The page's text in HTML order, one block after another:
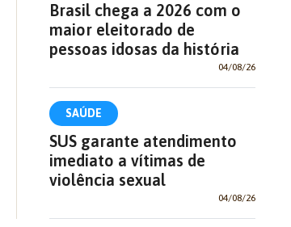
Brasil chega a 2026 com o
maior eleitorado de
pessoas idosas da história
04/08/26
SAÚDE
SUS garante atendimento
imediato a vítimas de
violência sexual
04/08/26